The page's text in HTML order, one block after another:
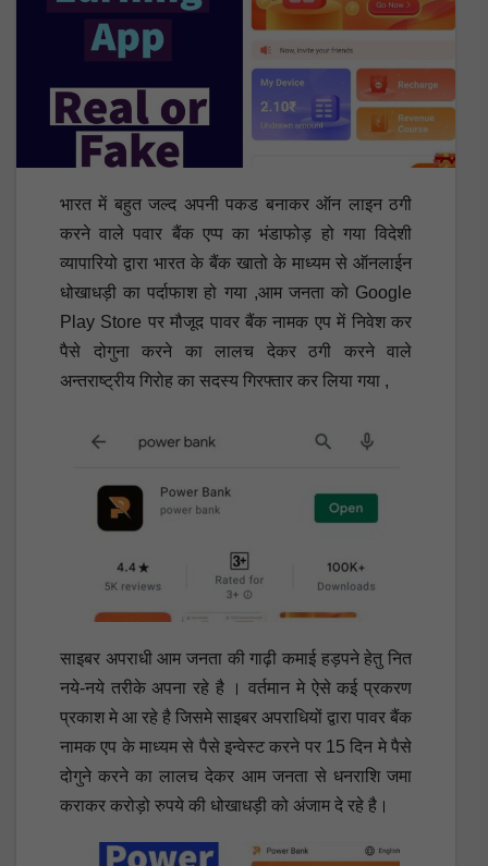
भारत में बहुत जल्द अपनी पकड बनाकर ऑन लाइन ठगी
करने वाले पवार बैंक एप्प का भंडाफोड़ हो गया विदेशी
व्यापारियो द्वारा भारत के बैंक खातो के माध्यम से ऑनलाईन
धोखाधड़ी का पर्दाफाश हो गया ,आम जनता को Google
Play Store पर मौजूद पावर बैंक नामक एप में निवेश कर
पैसे दोगुना करने का लालच देकर ठगी करने वाले
अन्तराष्ट्रीय गिरोह का सदस्य गिरफ्तार कर लिया गया ,
साइबर अपराधी आम जनता की गाढ़ी कमाई हड़पने हेतु नित
नये-नये तरीके अपना रहे है । वर्तमान मे ऐसे कई प्रकरण
प्रकाश मे आ रहे है जिसमे साइबर अपराधियों द्वारा पावर बैंक
नामक एप के माध्यम से पैसे इन्वेस्ट करने पर 15 दिन मे पैसे
दोगुने करने का लालच देकर आम जनता से धनराशि जमा
कराकर करोड़ो रुपये की धोखाधड़ी को अंजाम दे रहे है।